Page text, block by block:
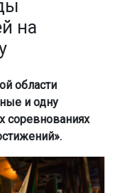
Фото: Минспорт НСО